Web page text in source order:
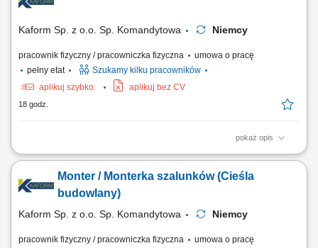
przygotowawcze, Dbałość o terminową realizację zadań i wysoką
Kaform Sp. z o.o. Sp. Komandytowa Niemcy
pracownik fizyczny / pracowniczka fizyczna
umowa o pracę
pełny etat
Szukamy kilku pracowników
aplikuj szybko
aplikuj bez CV
18 godz.
pokaż opis
Opis stanowiska: Szalowanie: ścian, stropów, słupów - praca
prefabrykatów betonowych; Betonowanie;
Monter / Monterka szalunków (Cieśla
budowlany)
Kaform Sp. z o.o. Sp. Komandytowa Niemcy
pracownik fizyczny / pracowniczka fizyczna
umowa o pracę